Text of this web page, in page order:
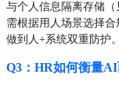
与个人信息隔离存储
需根据用人场景选择
做到人+系统双重防护。
Q3：HR如何衡量